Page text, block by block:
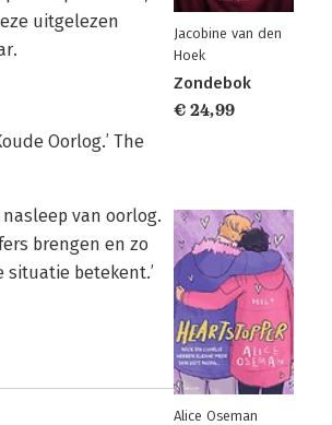
uitgelezen
Oorlog.’ The
van oorlog.
brengen en zo
betekent.’
Jacobine van den
Hoek
Zondebok
€ 24,99
Alice Oseman